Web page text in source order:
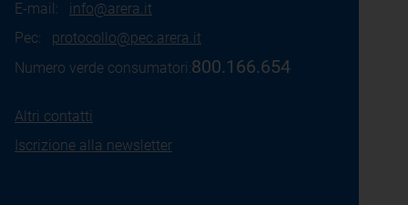
E-mail: info@arera.it
Pec: protocollo@pec.arera.it
Numero verde consumatori:800.166.654
Altri contatti
Iscrizione alla newsletter